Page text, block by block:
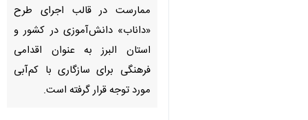
ممارست در قالب اجرای طرح
«داناب» دانش‌آموزی در کشور و
استان البرز به عنوان اقدامی
فرهنگی برای سازگاری با کم‌آبی
مورد توجه قرار گرفته است.